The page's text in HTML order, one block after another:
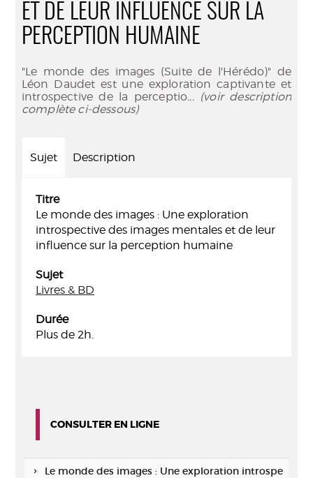
ET DE LEUR INFLUENCE SUR LA
PERCEPTION HUMAINE
"Le monde des images (Suite de l'Hérédo)" de
Léon Daudet est une exploration captivante et
introspective de la perceptio... (voir description
complète ci-dessous)
Sujet Description
Titre
Le monde des images : Une exploration
introspective des images mentales et de leur
influence sur la perception humaine
Sujet
Livres & BD
Durée
Plus de 2h.
CONSULTER EN LIGNE
Le monde des images : Une exploration introspe